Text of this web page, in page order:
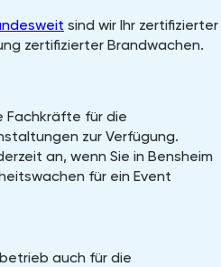
sind wir Ihr zertifizierter
zertifizierter Brandwachen.
Fachkräfte für die
zur Verfügung.
an, wenn Sie in Bensheim
für ein Event
auch für die